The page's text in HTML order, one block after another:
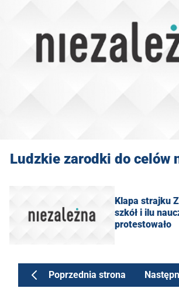
Ludzkie zarodki do celów
Klapa strajku
szkół i ilu
protestowało
Poprzednia strona